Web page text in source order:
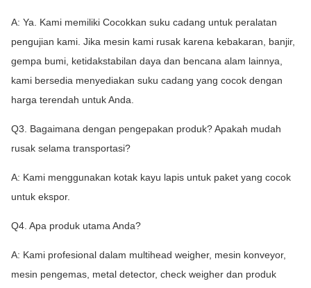
A: Ya. Kami memiliki Cocokkan suku cadang untuk peralatan
pengujian kami. Jika mesin kami rusak karena kebakaran, banjir,
gempa bumi, ketidakstabilan daya dan bencana alam lainnya,
kami bersedia menyediakan suku cadang yang cocok dengan
harga terendah untuk Anda.
Q3. Bagaimana dengan pengepakan produk? Apakah mudah
rusak selama transportasi?
A: Kami menggunakan kotak kayu lapis untuk paket yang cocok
untuk ekspor.
Q4. Apa produk utama Anda?
A: Kami profesional dalam multihead weigher, mesin konveyor,
mesin pengemas, metal detector, check weigher dan produk